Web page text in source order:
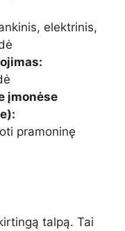
elektrinis,
įmonėse
pramoninę
talpą. Tai